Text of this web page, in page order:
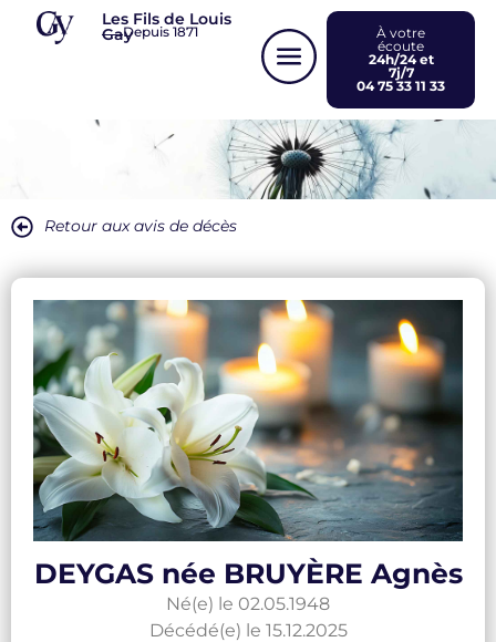
Panneau de gestion des cookies
Les Fils de Louis
GayDepuis 1871
À votre
écoute
24h/24 et
7j/7
04 75 33 11 33
Retour aux avis de décès
DEYGAS née BRUYÈRE Agnès
Né(e) le 02.05.1948
Décédé(e) le 15.12.2025